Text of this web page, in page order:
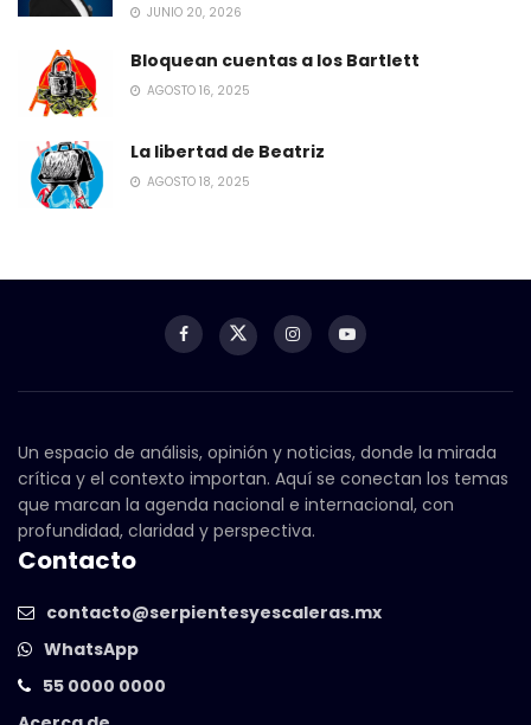
JUNIO 20, 2026
Bloquean cuentas a los Bartlett
AGOSTO 16, 2025
La libertad de Beatriz
AGOSTO 18, 2025
Un espacio de análisis, opinión y noticias, donde la mirada
crítica y el contexto importan. Aquí se conectan los temas
que marcan la agenda nacional e internacional, con
profundidad, claridad y perspectiva.
Contacto
contacto@serpientesyescaleras.mx
WhatsApp
55 0000 0000